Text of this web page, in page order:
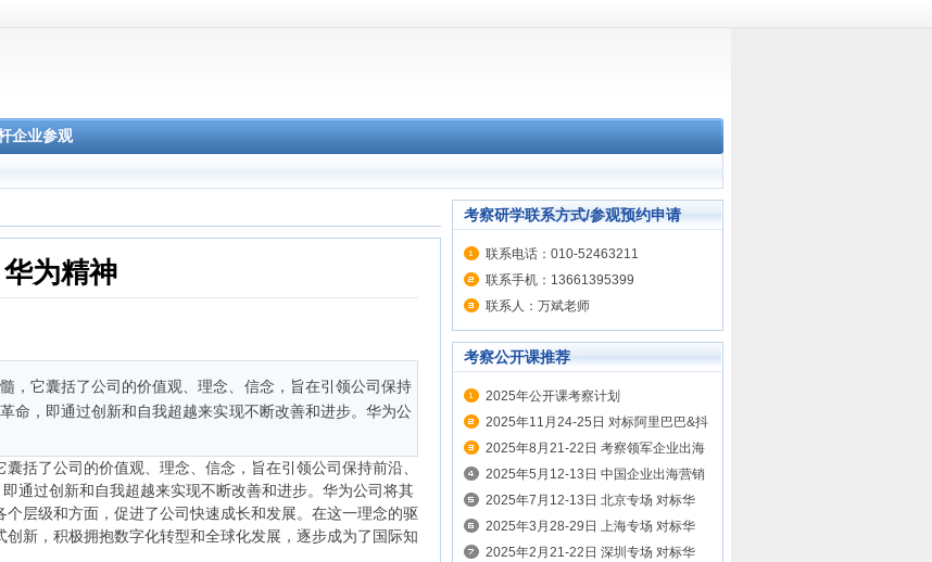
影院
企业参观
华为精神
，它囊括了公司的价值观、理念、信念，旨在引领公司保持
命，即通过创新和自我超越来实现不断改善和进步。华为公
括了公司的价值观、理念、信念，旨在引领公司保持前沿、
通过创新和自我超越来实现不断改善和进步。华为公司将其
层级和方面，促进了公司快速成长和发展。在这一理念的驱
新，积极拥抱数字化转型和全球化发展，逐步成为了国际知
考察研学联系方式/参观预约申请
联系电话：010-52463211
联系手机：13661395399
联系人：万斌老师
考察公开课推荐
2025年公开课考察计划
2025年11月24-25日 对标阿里巴巴&抖
音&网易 学企业出海营销实战
2025年8月21-22日 考察领军企业出海
秘籍 对标华为、联想、传音 出海实战
案例
2025年5月12-13日 中国企业出海营销
的制胜之道 考察美的、名创优品、希音
2025年7月12-13日 北京专场 对标华
为、腾讯、京东 学HRBP如何为业务创
造价值
2025年3月28-29日 上海专场 对标华
为、腾讯学HRBP如何为业务创造价值
2025年2月21-22日 深圳专场 对标华